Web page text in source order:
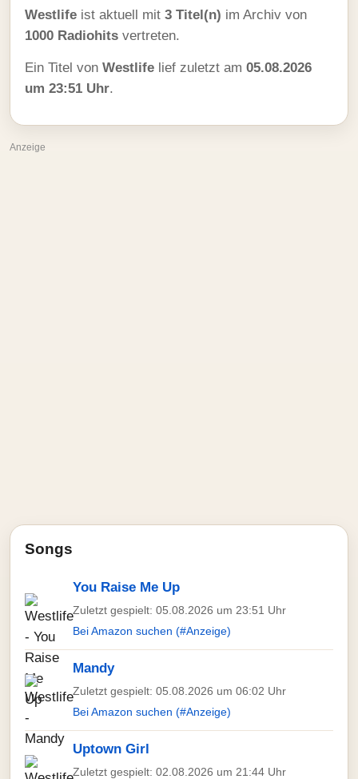
Westlife ist aktuell mit 3 Titel(n) im Archiv von
1000 Radiohits vertreten.
Ein Titel von Westlife lief zuletzt am 05.08.2026
um 23:51 Uhr.
Anzeige
Songs
You Raise Me Up
Zuletzt gespielt: 05.08.2026 um 23:51 Uhr
Bei Amazon suchen (#Anzeige)
Mandy
Zuletzt gespielt: 05.08.2026 um 06:02 Uhr
Bei Amazon suchen (#Anzeige)
Uptown Girl
Zuletzt gespielt: 02.08.2026 um 21:44 Uhr